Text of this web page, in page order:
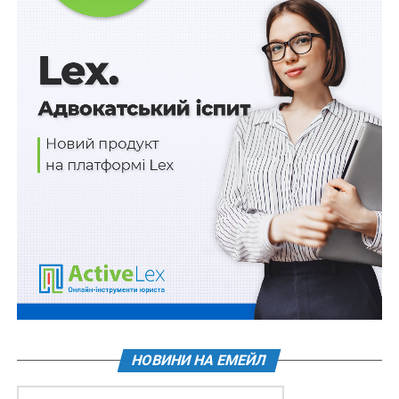
адміністративні послуги»
, на основі рішень,
узгоджених між уповноваженим територіальним
органом Національної поліції та органами, які
прийняли рішення про утворення центрів надання
адміністративних послуг, заяву в довільній формі, до
якої додаються відповідні документи.
Читайте також
Незаконне придбання,
зберігання та збут наркотичного засобу в
особливо великому розмірі без значного
розриву в часі слід розглядати як єдиний злочин,
що має кваліфікуватися за ч. 3 ст. 307 КК
Якщо для подання заяви необхідно подати відомості
(документи), що містяться в державних
інформаційно-комунікаційних системах, або якщо такі
підтверджені шляхом електронної інформаційної
взаємодії з державними інформаційно-
НОВИНИ НА ЕМЕЙЛ